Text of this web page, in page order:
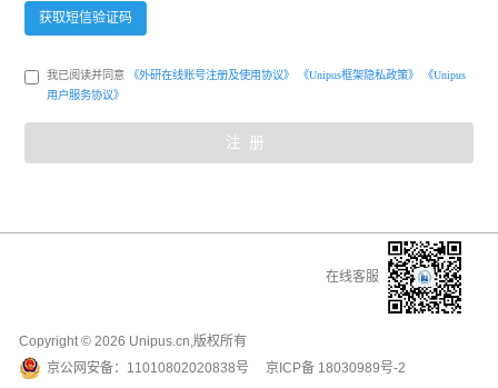
获取短信验证码
我已阅读并同意 《外研在线账号注册及使用协议》 《Unipus框架隐私政策》
《Unipus
用户服务协议》
注册
在线客服
Copyright ©2026 Unipus.cn,版权所有
京公网安备： 11010802020838号 京ICP备 18030989号-2